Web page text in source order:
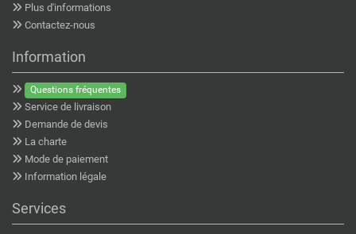
Plus d'informations
Contactez-nous
Information
Questions fréquentes
Service de livraison
Demande de devis
La charte
Mode de paiement
Information légale
Services